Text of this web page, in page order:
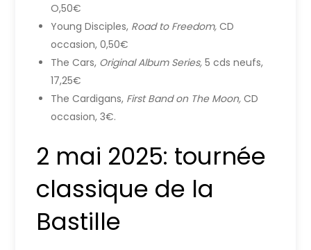
O,50€
Young Disciples, Road to Freedom,CD
occasion, 0,50€
The Cars, Original Album Series,5 cds neufs,
17,25€
The Cardigans, First Band on The Moon,CD
occasion, 3€.
2 mai 2025: tournée
classique de la
Bastille